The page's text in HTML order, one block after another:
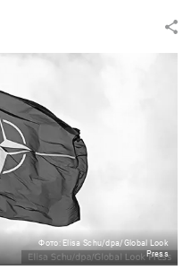
Фото: Elisa Schu/dpa/Global Look
Press